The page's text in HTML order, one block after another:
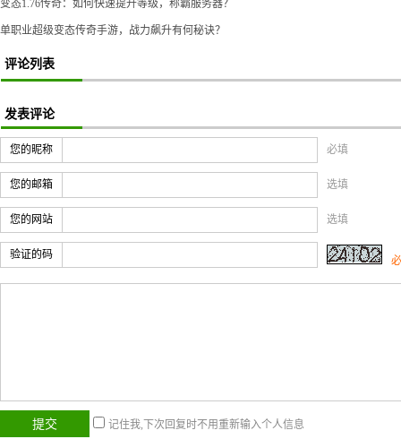
变态1.76传奇：如何快速提升等级，称霸服务器？
单职业超级变态传奇手游，战力飙升有何秘诀？
评论列表
发表评论
您的昵称 必填
您的邮箱 选填
您的网站 选填
验证的码
记住我,下次回复时不用重新输入个人信息